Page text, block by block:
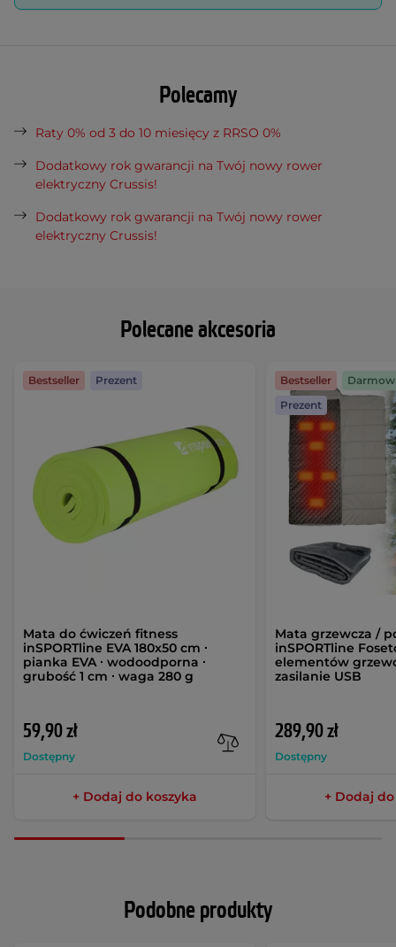
Polecane akcesoria
Mata do ćwiczeń fitness
inSPORTline EVA 180x50 cm ∙
pianka EVA ∙ wodoodporna ∙
grubość 1 cm ∙ waga 280 g
59,90 zł
Dostępny
Bestseller Prezent
+ Dodaj do koszyka
Mata grzewcza /
inSPORTline
elementów
zasilanie USB
289,90 zł
Dostępny
Bestseller
Prezent
+ Dodaj
Polecamy
Raty 0% od 3 do 10 miesięcy z RRSO 0%
Dodatkowy rok gwarancji na Twój nowy rower
elektryczny Crussis!
Dodatkowy rok gwarancji na Twój nowy rower
elektryczny Crussis!
Podobne produkty